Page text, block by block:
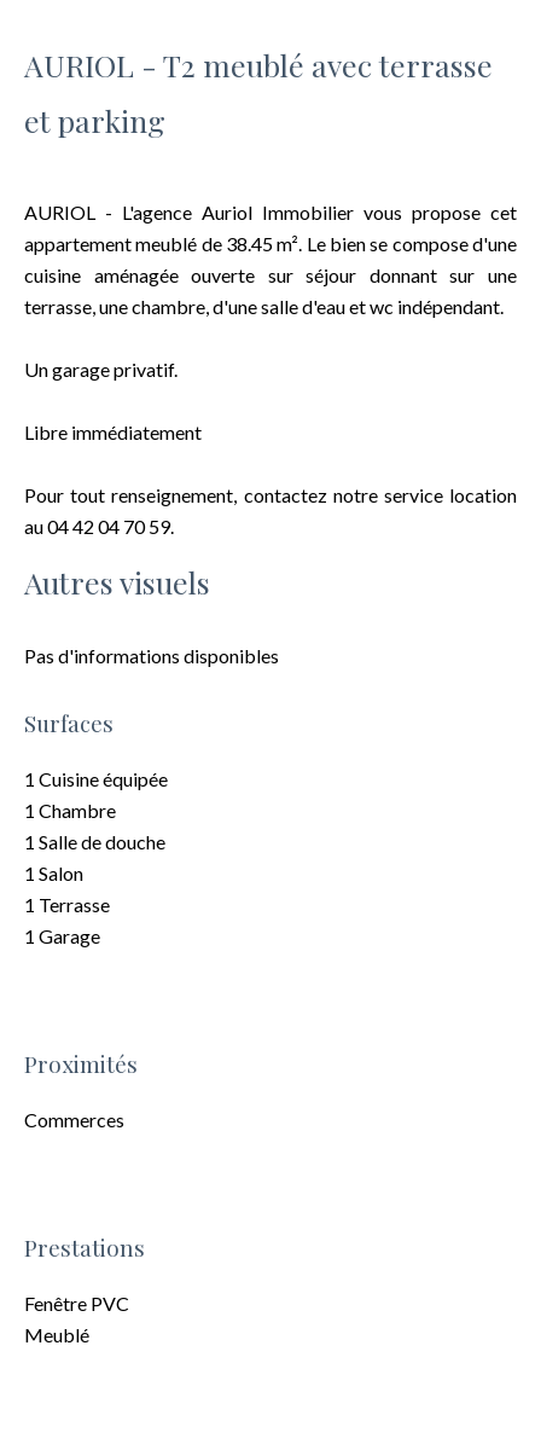
AURIOL - T2 meublé avec terrasse
et parking
AURIOL - L'agence Auriol Immobilier vous propose cet
appartement meublé de 38.45 m². Le bien se compose d'une
cuisine aménagée ouverte sur séjour donnant sur une
terrasse, une chambre, d'une salle d'eau et wc indépendant.
Un garage privatif.
Libre immédiatement
Pour tout renseignement, contactez notre service location
au 04 42 04 70 59.
Autres visuels
Pas d'informations disponibles
Surfaces
1 Cuisine équipée
1 Chambre
1 Salle de douche
1 Salon
1 Terrasse
1 Garage
Proximités
Commerces
Prestations
Fenêtre PVC
Meublé